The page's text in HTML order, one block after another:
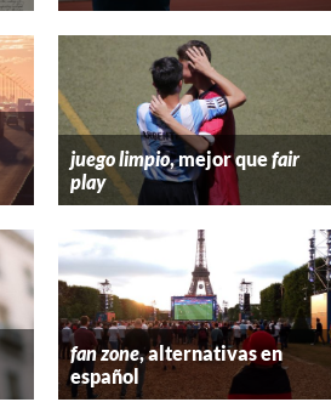
juego limpio, mejor quefair
play
fan zone, alternativas en
español